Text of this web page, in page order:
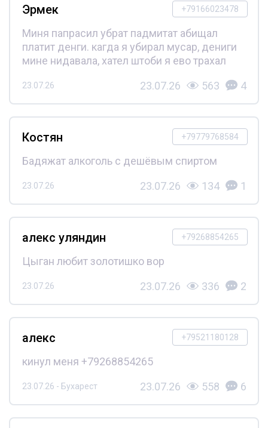
+79166023478
Эрмек
Миня папрасил убрат падмитат абищал
платит денги. кагда я убирал мусар, дениги
мине нидавала, хател штоби я ево трахал
23.07.26 23.07.26 563 4
+79779768584
Костян
Бадяжат алкоголь с дешёвым спиртом
23.07.26 23.07.26 134 1
+79268854265
алекс уляндин
Цыган любит золотишко вор
23.07.26 23.07.26 336 2
+79521180128
алекс
кинул меня +79268854265
23.07.26 - Бухарест 23.07.26 558 6